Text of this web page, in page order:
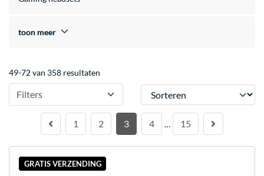
toon meer
49-72 van 358 resultaten
Filters Sorteren
1 2 3 4 … 15
GRATIS VERZENDING